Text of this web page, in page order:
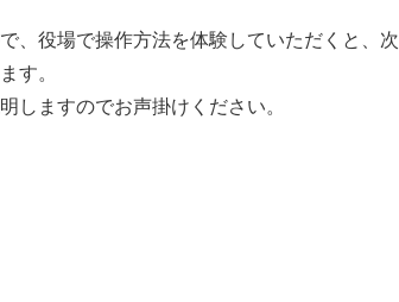
、役場で操作方法を体験していただくと、次
す。
しますのでお声掛けください。